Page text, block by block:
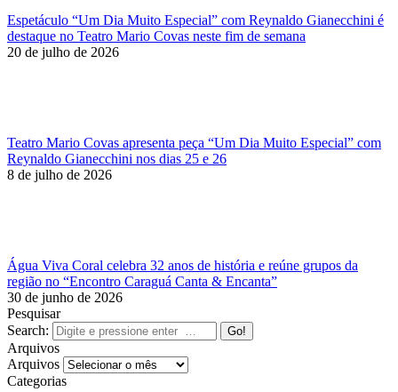
Espetáculo “Um Dia Muito Especial” com Reynaldo Gianecchini é
destaque no Teatro Mario Covas neste fim de semana
20 de julho de 2026
Teatro Mario Covas apresenta peça “Um Dia Muito Especial” com
Reynaldo Gianecchini nos dias 25 e 26
8 de julho de 2026
Água Viva Coral celebra 32 anos de história e reúne grupos da
região no “Encontro Caraguá Canta & Encanta”
30 de junho de 2026
Pesquisar
Search:
Arquivos
Arquivos
Categorias